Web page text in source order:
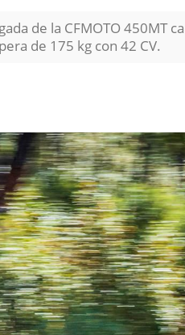
de la CFMOTO 450MT
de 175 kg con 42 CV.